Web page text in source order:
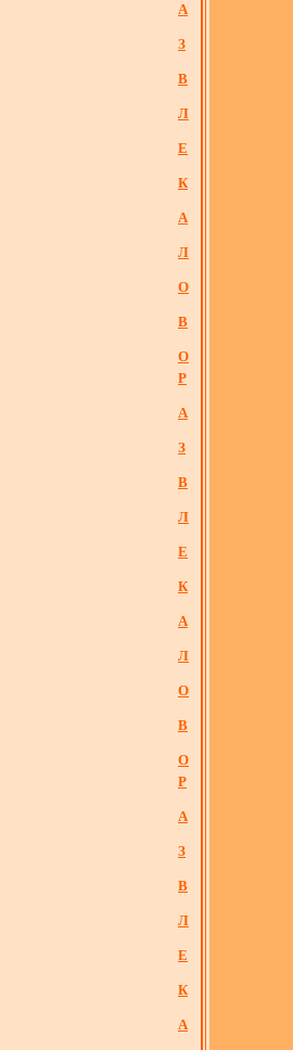
А
З
В
Л
Е
К
А
Л
О
В
О
Р
А
З
В
Л
Е
К
А
Л
О
В
О
Р
А
З
В
Л
Е
К
А